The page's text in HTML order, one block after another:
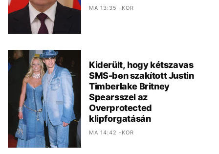
MA 13:35 -KOR
Kiderült, hogy kétszavas
SMS-ben szakított Justin
Timberlake Britney
Spearsszel az
Overprotected
klipforgatásán
MA 14:42 -KOR